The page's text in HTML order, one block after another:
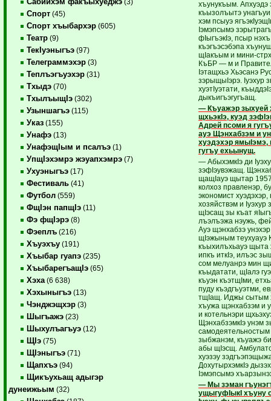
(3)
Спорт (45)
Спорт хъыбархэр (605)
Театр (9)
ТекIуэныгъэ (97)
Телеграммэхэр (3)
Теплъэгъуэхэр (31)
Тхыдэ (70)
ТхылъыщIэ (302)
Узыншагъэ (115)
Указ (155)
Унафэ (13)
УнафэщIым и псалъэ (1)
УпщIэхэмрэ жэуапхэмрэ (7)
Ухуэныгъэ (17)
Фестиваль (41)
Футбол (559)
ФщIэн папщIэ (11)
Фэ фщIэрэ (8)
Фэеплъ (216)
Хъуэхъу (191)
Хъыбар гуапэ (235)
ХъыбарегъащIэ (65)
Хэха (6 638)
Хэхыныгъэ (13)
Чэнджэщхэр (3)
Шыгъажэ (23)
Шыхулъагъуэ (12)
ЩIэ (75)
ЩIэныгъэ (71)
Щапхъэ (94)
Щикъухьащ адыгэр
дунеижьым (32)
хъунукъым. Апхуэдэ
къызолъытэ
хэм псыуэ
Iэмэпсымэ
фIы­гъэ­кIэ, псыр нэхъ
къэгъэ­сэ­бэпа
щIакъым и мини-
КъБР — м и
Iэтащхьэ Хьэсанэ
зэ­ры­щыIэрэ. Iуэхур
хуэтIуэтати,
дыкъигъэ­гу­гъащ.
— Къуажэр зыхуей
щхьэ­кIэ, куэд
Адрей псоми я
ауэ Щэнхабзэм и
хуэдэхэр ямыIэмэ,
гугъу ехьынущ.
— АбыхэмкIэ ди
зэ­фIэу­вэжащ.
щащIауэ щытар
колхоз правленэр,
экономист
хозяйствэм и Iуэхур
щIэсащ зы къат
лъэлъэжа нэужь,
Ауэ щэнхабзэ
щIэжыным теухуауэ
къыхилъхьауэ
ипкъ иткIэ, илъэс
сом мелуанрэ мин
къыдатати, щIалэ
къуэн къэтщIми,
пуду къэдгъуэтми,
тщIащ. Иджы сытым
хъужа щэнхабзэм и
и котельнэри
ЩэнхабзэмкIэ унэм
самодеятельностым
зыбжанэм, къуажэ
абы щIэсщ.
хуэзэу
ДохутырхэмкIэ
Iэмэпсымэ
— Мы зэман
ущыгуфIыкI хъуну